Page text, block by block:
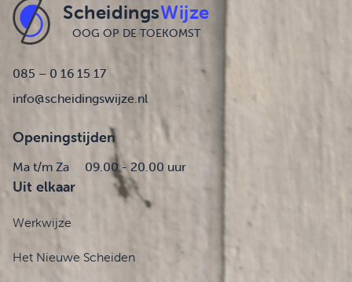
ScheidingsWijze
OOG OP DE TOEKOMST
085 – 0 16 15 17
info@scheidingswijze.nl
Openingstijden
Ma t/m Za 09.00 - 20.00 uur
Uit elkaar
Werkwijze
Het Nieuwe Scheiden